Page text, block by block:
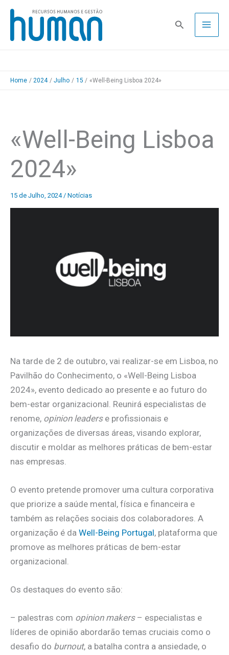
Skip
content
Pesquisa
Home 2024 Julho 15 «Well-Being Lisboa 2024»
«Well-Being Lisboa
2024»
15 de Julho, 2024 / Notícias
Na tarde de 2 de outubro, vai realizar-se em Lisboa, no
Pavilhão do Conhecimento, o «Well-Being Lisboa
2024», evento dedicado ao presente e ao futuro do
bem-estar organizacional. Reunirá especialistas de
renome, opinion leaderse profissionais e
organizações de diversas áreas, visando explorar,
discutir e moldar as melhores práticas de bem-estar
nas empresas.
O evento pretende promover uma cultura corporativa
que priorize a saúde mental, física e financeira e
também as relações sociais dos colaboradores. A
organização é da Well-Being Portugal, plataforma que
promove as melhores práticas de bem-estar
organizacional.
Os destaques do evento são:
– palestras com opinion makers– especialistas e
líderes de opinião abordarão temas cruciais como o
desafio do burnout, a batalha contra a ansiedade, o